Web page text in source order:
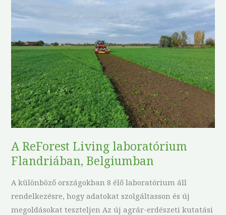
A ReForest Living laboratórium
Flandriában, Belgiumban
A különböző országokban 8 élő laboratórium áll
rendelkezésre, hogy adatokat szolgáltasson és új
megoldásokat teszteljen Az új agrár-erdészeti kutatási
laboratórium
Flandriában,
Belgiumban